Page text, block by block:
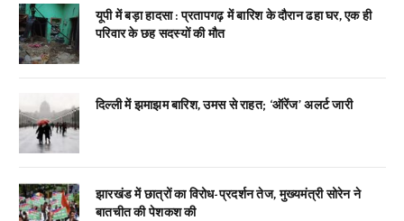
यूपी में बड़ा हादसा : प्रतापगढ़ में बारिश के दौरान ढहा घर, एक ही
परिवार के छह सदस्यों की मौत
दिल्ली में झमाझम बारिश, उमस से राहत; ‘ऑरेंज’ अलर्ट जारी
झारखंड में छात्रों का विरोध-प्रदर्शन तेज, मुख्यमंत्री सोरेन ने
बातचीत की पेशकश की